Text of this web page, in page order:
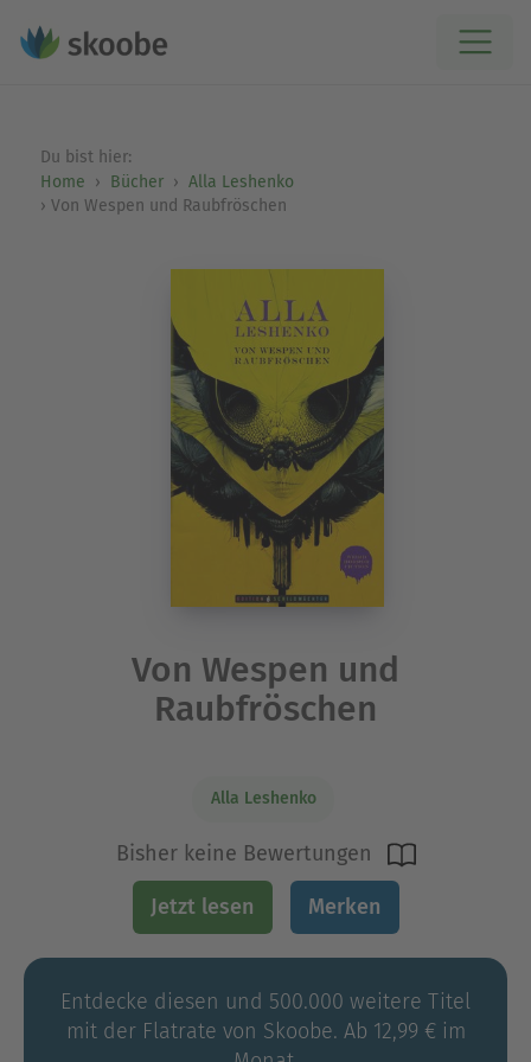
Du bist hier:
Home
Bücher
Alla Leshenko
Von Wespen und Raubfröschen
Von Wespen und
Raubfröschen
Alla Leshenko
Bisher keine Bewertungen
Jetzt lesen Merken
Entdecke diesen und 500.000 weitere Titel
mit der Flatrate von Skoobe. Ab 12,99 € im